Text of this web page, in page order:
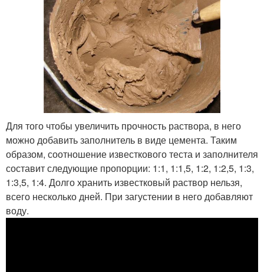
Для того чтобы увеличить прочность раствора, в него
можно добавить заполнитель в виде цемента. Таким
образом, соотношение известкового теста и заполнителя
составит следующие пропорции: 1:1, 1:1,5, 1:2, 1:2,5, 1:3,
1:3,5, 1:4. Долго хранить известковый раствор нельзя,
всего несколько дней. При загустении в него добавляют
воду.